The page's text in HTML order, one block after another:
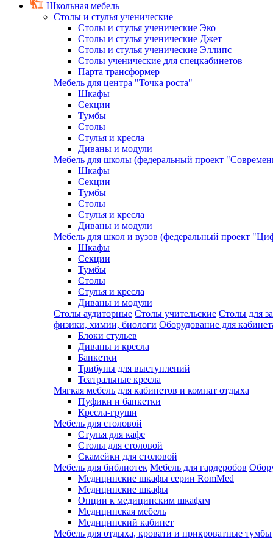
Школьная мебель
Столы и стулья ученические
Столы и стулья ученические Эко
Столы и стулья ученические Джет
Столы и стулья ученические Эллипс
Столы ученические для спецкабинетов
Парта трансформер
Мебель для центра "Точка роста"
Шкафы
Секции
Тумбы
Столы
Стулья и кресла
Диваны и модули
Мебель для школы (федеральный проект
Шкафы
Секции
Тумбы
Столы
Стулья и кресла
Диваны и модули
Мебель для школ и вузов (федеральный проект
Шкафы
Секции
Тумбы
Столы
Стулья и кресла
Диваны и модули
Столы аудиторные Столы учительские Столы для
физики, химии, биологи Оборудование для
Блоки стульев
Диваны и кресла
Банкетки
Трибуны для выступлений
Театральные кресла
Мягкая мебель для кабинетов и комнат отдыха
Пуфики и банкетки
Кресла-груши
Мебель для столовой
Cтулья для кафе
Cтолы для столовой
Скамейки для столовой
Мебель для библиотек Мебель для гардеробов
Медицинские шкафы серии RomMed
Медицинские шкафы
Опции к медицинским шкафам
Медицинская мебель
Медицинский кабинет
Мебель для отдыха, кровати и прикроватные тумбы